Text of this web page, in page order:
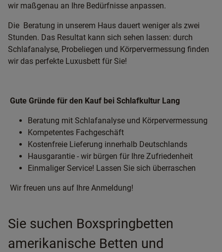
wir maßgenau an Ihre Bedürfnisse anpassen.
Die Beratung in unserem Haus dauert weniger als zwei
Stunden. Das Resultat kann sich sehen lassen: durch
Schlafanalyse, Probeliegen und Körpervermessung finden
wir das perfekte Luxusbett für Sie!
Gute Gründe für den Kauf bei Schlafkultur Lang
Beratung mit Schlafanalyse und Körpervermessung
Kompetentes Fachgeschäft
Kostenfreie Lieferung innerhalb Deutschlands
Hausgarantie - wir bürgen für Ihre Zufriedenheit
Einmaliger Service! Lassen Sie sich überraschen
Wir freuen uns auf Ihre Anmeldung!
Sie suchen Boxspringbetten
amerikanische Betten und